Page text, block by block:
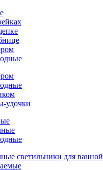
удочки
светильники для ванной